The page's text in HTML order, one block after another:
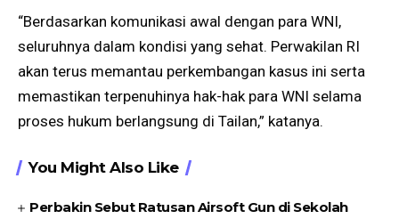
“Berdasarkan komunikasi awal dengan para WNI,
seluruhnya dalam kondisi yang sehat. Perwakilan RI
akan terus memantau perkembangan kasus ini serta
memastikan terpenuhinya hak-hak para WNI selama
proses hukum berlangsung di Tailan,” katanya.
You Might Also Like
Perbakin Sebut Ratusan Airsoft Gun di Sekolah